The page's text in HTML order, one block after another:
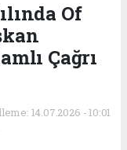
Of
Çağrı
14.07.2026 - 10:01